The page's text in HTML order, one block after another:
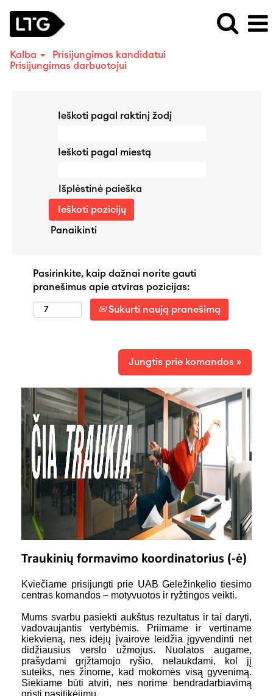
Kalba
Prisijungimas kandidatui
Prisijungimas darbuotojui
Ieškoti pagal raktinį žodį
Ieškoti pagal miestą
Išplėstinė paieška
Panaikinti
Pasirinkite, kaip dažnai norite gauti
pranešimus apie atviras pozicijas:
Sukurti naują pranešimą
Jungtis prie komandos »
Traukinių formavimo koordinatorius (-ė)
Kviečiame prisijungti prie UAB Geležinkelio tiesimo
centras komandos – motyvuotos ir ryžtingos veikti.
Mums svarbu pasiekti aukštus rezultatus ir tai daryti,
vadovaujantis vertybėmis. Priimame ir vertiname
kiekvieną, nes idėjų įvairovė leidžia įgyvendinti net
didžiausius verslo užmojus. Nuolatos augame,
prašydami grįžtamojo ryšio, nelaukdami, kol jį
suteiks, nes žinome, kad mokomės visą gyvenimą.
Siekiame būti atviri, nes norime bendradarbiavimą
grįsti pasitikėjimu.